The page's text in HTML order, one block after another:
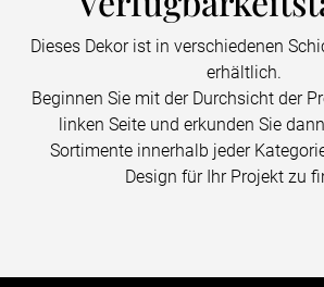
Dieses Dekor ist in verschiedenen
erhältlich.
Beginnen Sie mit der Durchsicht der
linken Seite und erkunden Sie
Sortimente innerhalb jeder
Design für Ihr Projekt zu